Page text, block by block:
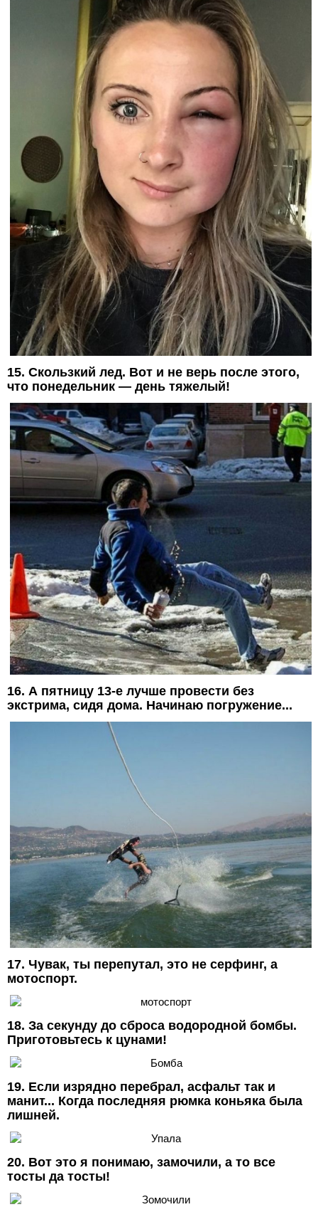
15. Скользкий лед. Вот и не верь после этого,
что понедельник — день тяжелый!
16. А пятницу 13-е лучше провести без
экстрима, сидя дома. Начинаю погружение...
17. Чувак, ты перепутал, это не серфинг, а
мотоспорт.
18. За секунду до сброса водородной бомбы.
Приготовьтесь к цунами!
19. Если изрядно перебрал, асфальт так и
манит... Когда последняя рюмка коньяка была
лишней.
20. Вот это я понимаю, замочили, а то все
тосты да тосты!